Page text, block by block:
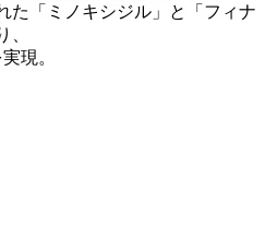
た「ミノキシジル」と「フィナ
、
現。